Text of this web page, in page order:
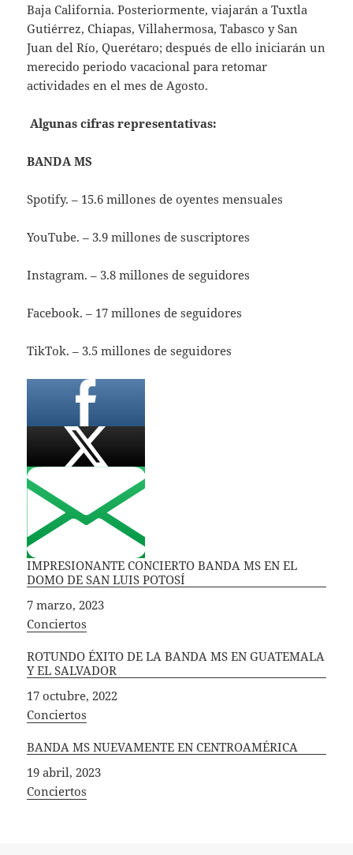
Baja California. Posteriormente, viajarán a Tuxtla
Gutiérrez, Chiapas, Villahermosa, Tabasco y San
Juan del Río, Querétaro; después de ello iniciarán un
merecido periodo vacacional para retomar
actividades en el mes de Agosto.
Algunas cifras representativas:
BANDA MS
Spotify. – 15.6 millones de oyentes mensuales
YouTube. – 3.9 millones de suscriptores
Instagram. – 3.8 millones de seguidores
Facebook. – 17 millones de seguidores
TikTok. – 3.5 millones de seguidores
IMPRESIONANTE CONCIERTO BANDA MS EN EL
DOMO DE SAN LUIS POTOSÍ
Fecha
7 marzo, 2023
In relation to
Conciertos
ROTUNDO ÉXITO DE LA BANDA MS EN GUATEMALA
Y EL SALVADOR
Fecha
17 octubre, 2022
In relation to
Conciertos
BANDA MS NUEVAMENTE EN CENTROAMÉRICA
Fecha
19 abril, 2023
In relation to
Conciertos